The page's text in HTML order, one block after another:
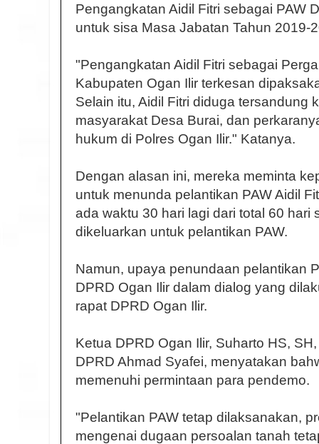
Pengangkatan Aidil Fitri sebagai PAW
untuk sisa Masa Jabatan Tahun 2019-
"Pengangkatan Aidil Fitri sebagai
Kabupaten Ogan Ilir terkesan
Selain itu, Aidil Fitri diduga tersandung
masyarakat Desa Burai, dan
hukum di Polres Ogan Ilir." Katanya.
Dengan alasan ini, mereka meminta
untuk menunda pelantikan PAW Aidil
ada waktu 30 hari lagi dari total 60 hari
dikeluarkan untuk pelantikan PAW.
Namun, upaya penundaan pelantikan
DPRD Ogan Ilir dalam dialog yang
rapat DPRD Ogan Ilir.
Ketua DPRD Ogan Ilir, Suharto HS,
DPRD Ahmad Syafei, menyatakan
memenuhi permintaan para pendemo.
"Pelantikan PAW tetap dilaksanakan,
mengenai dugaan persoalan tanah